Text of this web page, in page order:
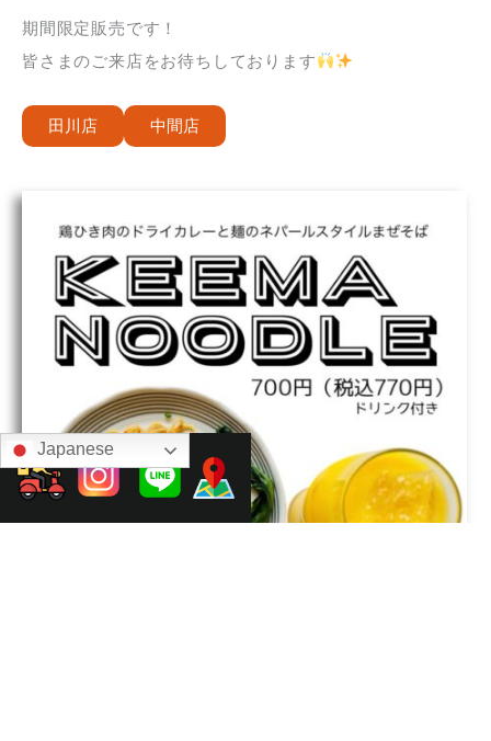
期間限定販売です！
皆さまのご来店をお待ちしております
田川店 中間店
Japanese